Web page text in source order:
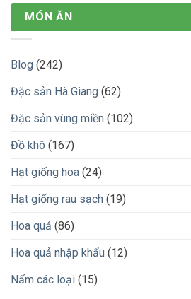
MÓN ĂN
Blog (242)
Đặc sản Hà Giang (62)
Đặc sản vùng miền (102)
Đồ khô (167)
Hạt giống hoa (24)
Hạt giống rau sạch (19)
Hoa quả (86)
Hoa quả nhập khẩu (12)
Nấm các loại (15)